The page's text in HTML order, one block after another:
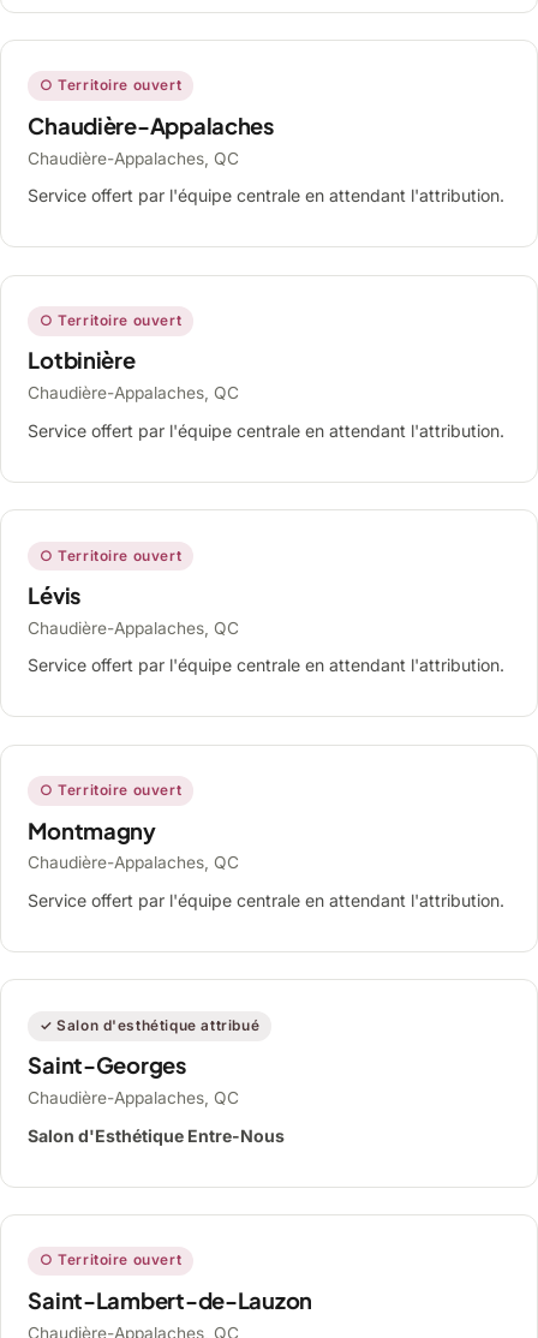
○ Territoire ouvert
Chaudière-Appalaches
Chaudière-Appalaches, QC
Service offert par l'équipe centrale en attendant l'attribution.
○ Territoire ouvert
Lotbinière
Chaudière-Appalaches, QC
Service offert par l'équipe centrale en attendant l'attribution.
○ Territoire ouvert
Lévis
Chaudière-Appalaches, QC
Service offert par l'équipe centrale en attendant l'attribution.
○ Territoire ouvert
Montmagny
Chaudière-Appalaches, QC
Service offert par l'équipe centrale en attendant l'attribution.
✓ Salon d'esthétique attribué
Saint-Georges
Chaudière-Appalaches, QC
Salon d'Esthétique Entre-Nous
○ Territoire ouvert
Saint-Lambert-de-Lauzon
Chaudière-Appalaches, QC